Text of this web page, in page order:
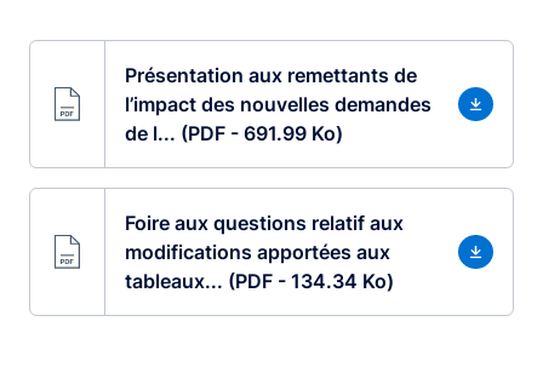
Présentation aux remettants de
l’impact des nouvelles demandes
de l... (PDF - 691.99 Ko)
Foire aux questions relatif aux
modifications apportées aux
tableaux... (PDF - 134.34 Ko)